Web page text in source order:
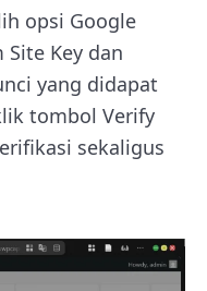
opsi Google
Site Key dan
yang didapat
tombol Verify
sekaligus